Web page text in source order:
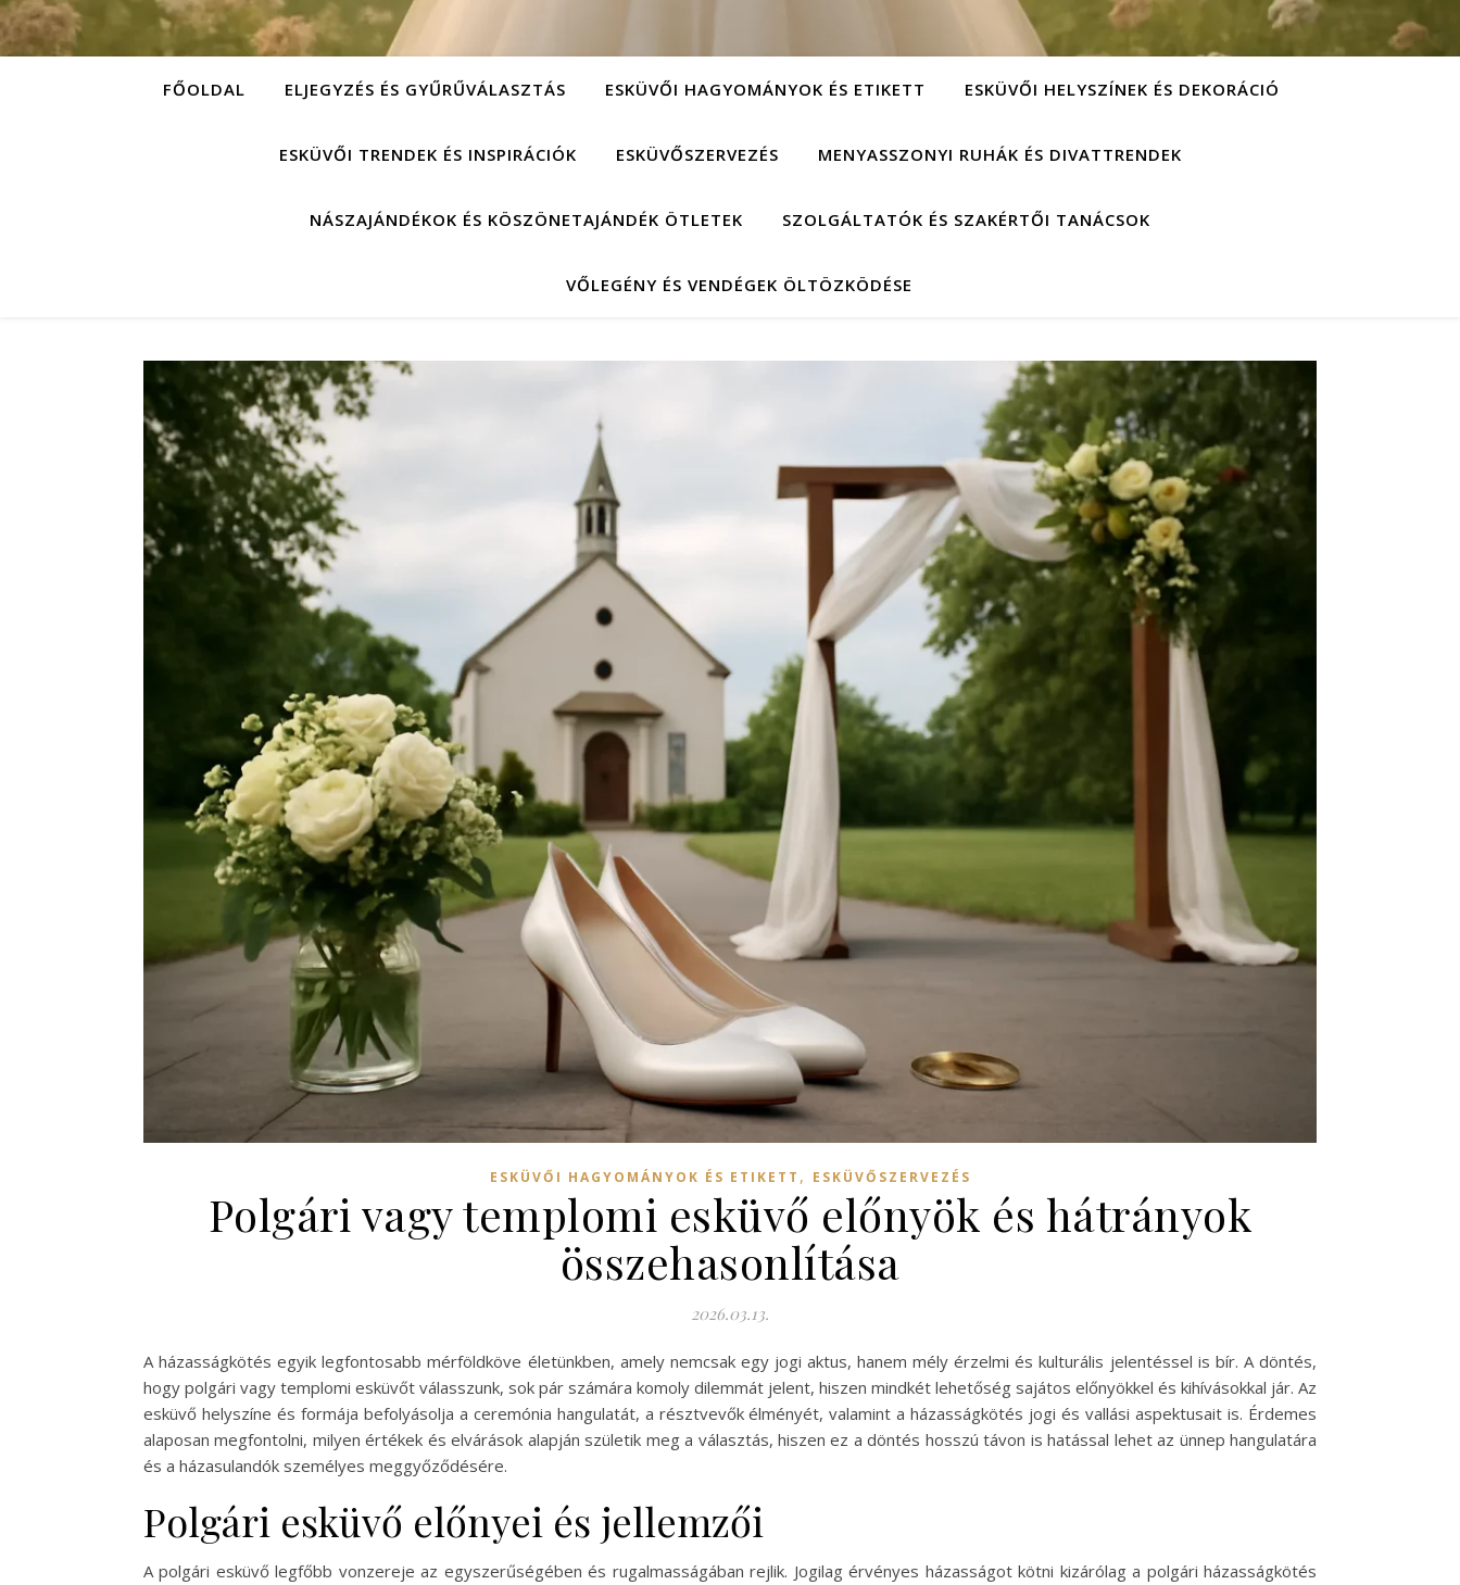
FŐOLDAL ELJEGYZÉS ÉS GYŰRŰVÁLASZTÁS ESKÜVŐI HAGYOMÁNYOK ÉS ETIKETT ESKÜVŐI HELYSZÍNEK ÉS DEKORÁCIÓ
ESKÜVŐI TRENDEK ÉS INSPIRÁCIÓK ESKÜVŐSZERVEZÉS MENYASSZONYI RUHÁK ÉS DIVATTRENDEK
NÁSZAJÁNDÉKOK ÉS KÖSZÖNETAJÁNDÉK ÖTLETEK SZOLGÁLTATÓK ÉS SZAKÉRTŐI TANÁCSOK
VŐLEGÉNY ÉS VENDÉGEK ÖLTÖZKÖDÉSE
ESKÜVŐI HAGYOMÁNYOK ÉS ETIKETT , ESKÜVŐSZERVEZÉS
Polgári vagy templomi esküvő előnyök és hátrányok
összehasonlítása
2026.03.13.
A házasságkötés egyik legfontosabb mérföldköve életünkben, amely nemcsak egy jogi aktus, hanem mély érzelmi és kulturális jelentéssel is bír. A döntés,
hogy polgári vagy templomi esküvőt válasszunk, sok pár számára komoly dilemmát jelent, hiszen mindkét lehetőség sajátos előnyökkel és kihívásokkal jár. Az
esküvő helyszíne és formája befolyásolja a ceremónia hangulatát, a résztvevők élményét, valamint a házasságkötés jogi és vallási aspektusait is. Érdemes
alaposan megfontolni, milyen értékek és elvárások alapján születik meg a választás, hiszen ez a döntés hosszú távon is hatással lehet az ünnep hangulatára
és a házasulandók személyes meggyőződésére.
Polgári esküvő előnyei és jellemzői
A polgári esküvő legfőbb vonzereje az egyszerűségében és rugalmasságában rejlik. Jogilag érvényes házasságot kötni kizárólag a polgári házasságkötés